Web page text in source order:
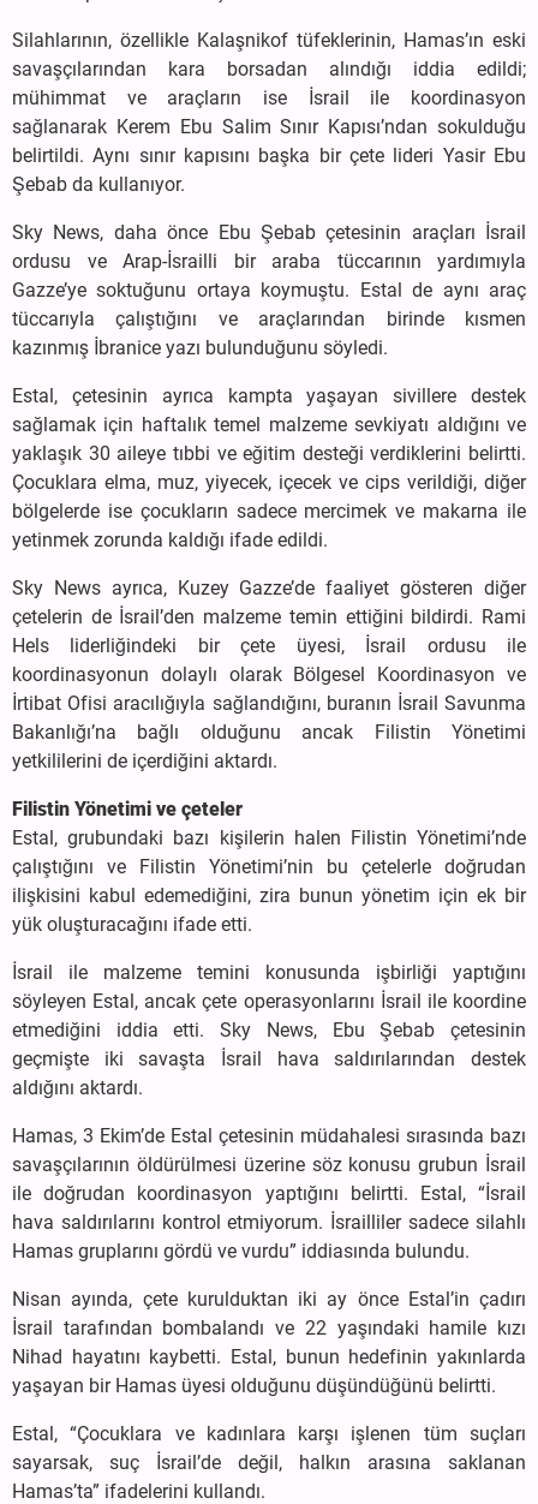
Silahlarının, özellikle Kalaşnikof tüfeklerinin, Hamas’ın eski
savaşçılarından kara borsadan alındığı iddia edildi;
mühimmat ve araçların ise İsrail ile koordinasyon
sağlanarak Kerem Ebu Salim Sınır Kapısı’ndan sokulduğu
belirtildi. Aynı sınır kapısını başka bir çete lideri Yasir Ebu
Şebab da kullanıyor.
Sky News, daha önce Ebu Şebab çetesinin araçları İsrail
ordusu ve Arap-İsrailli bir araba tüccarının yardımıyla
Gazze’ye soktuğunu ortaya koymuştu. Estal de aynı araç
tüccarıyla çalıştığını ve araçlarından birinde kısmen
kazınmış İbranice yazı bulunduğunu söyledi.
Estal, çetesinin ayrıca kampta yaşayan sivillere destek
sağlamak için haftalık temel malzeme sevkiyatı aldığını ve
yaklaşık 30 aileye tıbbi ve eğitim desteği verdiklerini belirtti.
Çocuklara elma, muz, yiyecek, içecek ve cips verildiği, diğer
bölgelerde ise çocukların sadece mercimek ve makarna ile
yetinmek zorunda kaldığı ifade edildi.
Sky News ayrıca, Kuzey Gazze’de faaliyet gösteren diğer
çetelerin de İsrail’den malzeme temin ettiğini bildirdi. Rami
Hels liderliğindeki bir çete üyesi, İsrail ordusu ile
koordinasyonun dolaylı olarak Bölgesel Koordinasyon ve
İrtibat Ofisi aracılığıyla sağlandığını, buranın İsrail Savunma
Bakanlığı’na bağlı olduğunu ancak Filistin Yönetimi
yetkililerini de içerdiğini aktardı.
Filistin Yönetimi ve çeteler
Estal, grubundaki bazı kişilerin halen Filistin Yönetimi’nde
çalıştığını ve Filistin Yönetimi’nin bu çetelerle doğrudan
ilişkisini kabul edemediğini, zira bunun yönetim için ek bir
yük oluşturacağını ifade etti.
İsrail ile malzeme temini konusunda işbirliği yaptığını
söyleyen Estal, ancak çete operasyonlarını İsrail ile koordine
etmediğini iddia etti. Sky News, Ebu Şebab çetesinin
geçmişte iki savaşta İsrail hava saldırılarından destek
aldığını aktardı.
Hamas, 3 Ekim’de Estal çetesinin müdahalesi sırasında bazı
savaşçılarının öldürülmesi üzerine söz konusu grubun İsrail
ile doğrudan koordinasyon yaptığını belirtti. Estal, “İsrail
hava saldırılarını kontrol etmiyorum. İsrailliler sadece silahlı
Hamas gruplarını gördü ve vurdu” iddiasında bulundu.
Nisan ayında, çete kurulduktan iki ay önce Estal’in çadırı
İsrail tarafından bombalandı ve 22 yaşındaki hamile kızı
Nihad hayatını kaybetti. Estal, bunun hedefinin yakınlarda
yaşayan bir Hamas üyesi olduğunu düşündüğünü belirtti.
Estal, “Çocuklara ve kadınlara karşı işlenen tüm suçları
sayarsak, suç İsrail’de değil, halkın arasına saklanan
Hamas’ta” ifadelerini kullandı.